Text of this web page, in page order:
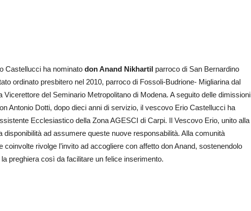
Castellucci ha nominatodon Anand Nikhartil parroco di San Bernardino
ordinato presbitero nel 2010, parroco di Fossoli-Budrione- Migliarina dal
Vicerettore del Seminario Metropolitano di Modena. A seguito delle dimissioni
Antonio Dotti, dopo dieci anni di servizio, il vescovo Erio Castellucci ha
Ecclesiastico della Zona AGESCI di Carpi. Il Vescovo Erio, unito alla
disponibilità ad assumere queste nuove responsabilità. Alla comunità
coinvolte rivolge l’invito ad accogliere con affetto don Anand, sostenendolo
preghiera così da facilitare un felice inserimento.